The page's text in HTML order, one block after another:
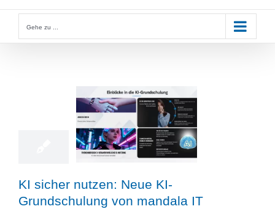
Gehe zu ...
KI sicher nutzen: Neue KI-
Grundschulung von mandala IT